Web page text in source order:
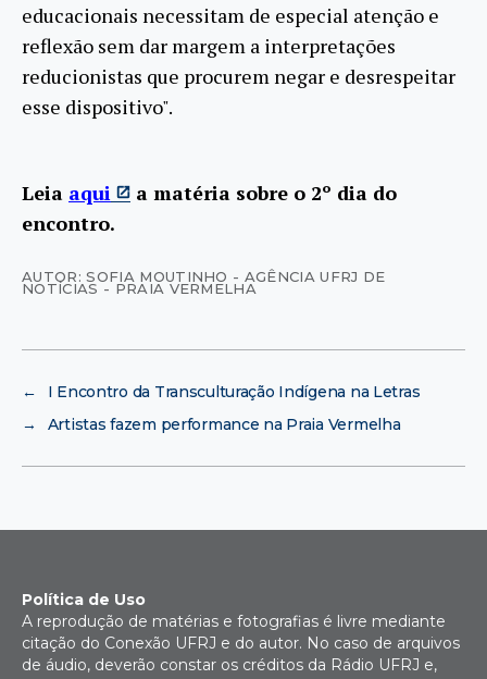
educacionais necessitam de especial atenção e
reflexão sem dar margem a interpretações
reducionistas que procurem negar e desrespeitar
esse dispositivo".
Leia aqui
a matéria sobre o 2º dia do
encontro.
AUTOR: SOFIA MOUTINHO - AGÊNCIA UFRJ DE
NOTÍCIAS - PRAIA VERMELHA
←
I Encontro da Transculturação Indígena na Letras
→
Artistas fazem performance na Praia Vermelha
Política de Uso
A reprodução de matérias e fotografias é livre mediante
citação do Conexão UFRJ e do autor. No caso de arquivos
de áudio, deverão constar os créditos da Rádio UFRJ e,